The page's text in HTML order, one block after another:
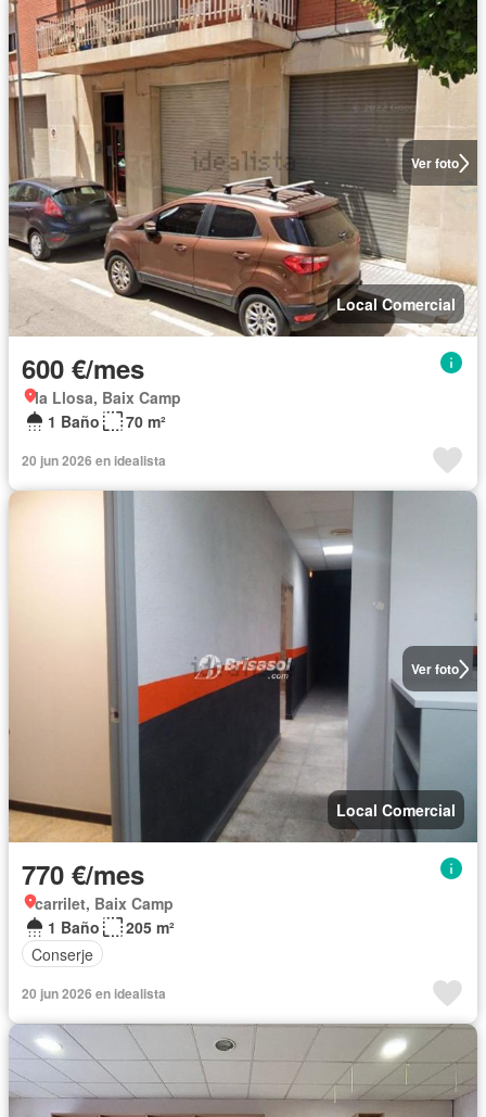
Ver foto
Local Comercial
600 €/mes
la Llosa, Baix Camp
1 Baño
70 m²
20 jun 2026 en idealista
Ver foto
Local Comercial
770 €/mes
carrilet, Baix Camp
1 Baño
205 m²
Conserje
20 jun 2026 en idealista